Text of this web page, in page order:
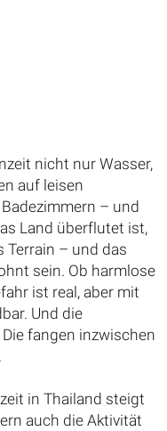
nicht nur Wasser,
auf leisen
– und
Land überflutet ist,
Terrain – und das
sein. Ob harmlose
ist real, aber mit
Und die
fangen inzwischen
in Thailand steigt
auch die Aktivität